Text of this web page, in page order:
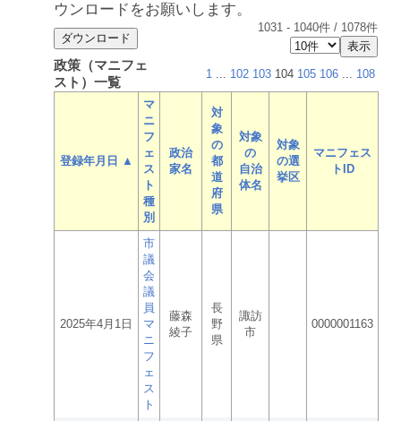
ウンロードをお願いします。
1031 - 1040件 / 1078件
政策（マニフェ
スト）一覧
1 ... 102 103 104 105 106 ... 108
登録年月日 ▲
マ
ニ
フ
ェ
ス
ト
種
別
政治
家名
対
象
の
都
道
府
県
対象
の
自治
体名
対象
の選
挙区
マニフェス
トID
2025年4月1日
市
議
会
議
員
マ
ニ
フ
ェ
ス
ト
藤森
綾子
長
野
県
諏訪
市
0000001163